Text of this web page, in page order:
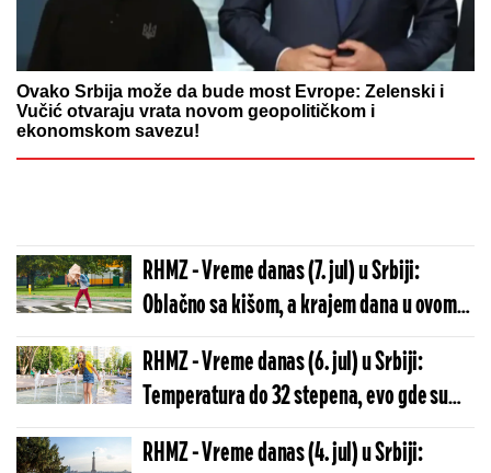
Ovako Srbija može da bude most Evrope: Zelenski i
Vučić otvaraju vrata novom geopolitičkom i
ekonomskom savezu!
RHMZ - Vreme danas (7. jul) u Srbiji:
Oblačno sa kišom, a krajem dana u ovom
delu zemlje pljuskovi, temperature do 32
stepena
RHMZ - Vreme danas (6. jul) u Srbiji:
Temperatura do 32 stepena, evo gde su
mogući pljuskovi
RHMZ - Vreme danas (4. jul) u Srbiji: